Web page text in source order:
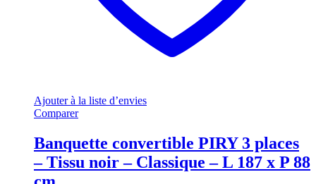
Ajouter à la liste d’envies
Comparer
Banquette convertible PIRY 3 places
– Tissu noir – Classique – L 187 x P 88